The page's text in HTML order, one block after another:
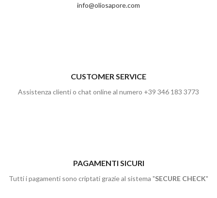
info@oliosapore.com
CUSTOMER SERVICE
Assistenza clienti o chat online al numero +39 346 183 3773
PAGAMENTI SICURI
Tutti i pagamenti sono criptati grazie al sistema "SECURE CHECK"